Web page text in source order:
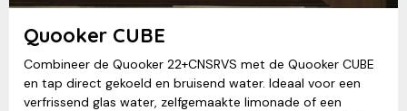
Quooker CUBE
Combineer de Quooker 22+CNSRVS met de Quooker CUBE
en tap direct gekoeld en bruisend water. Ideaal voor een
verfrissend glas water, zelfgemaakte limonade of een